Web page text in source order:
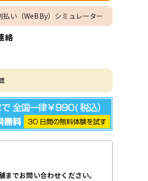
い（WeBBy）シミュレーター
絡
でお問い合わせください。